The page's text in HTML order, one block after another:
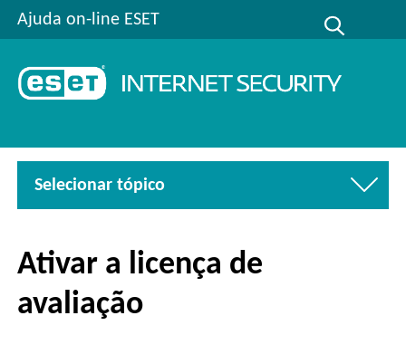
Ajuda on-line ESET
Selecionar tópico
Ativar a licença de
avaliação